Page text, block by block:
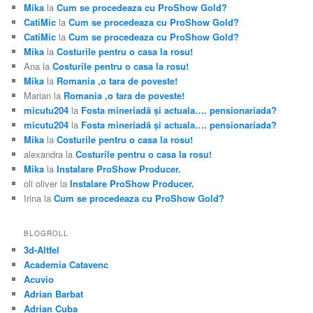
Mika laCum se procedeaza cu ProShow Gold?
CatiMic laCum se procedeaza cu ProShow Gold?
CatiMic laCum se procedeaza cu ProShow Gold?
Mika laCosturile pentru o casa la rosu!
Ana laCosturile pentru o casa la rosu!
Mika la Romania ,o tara de poveste!
Marian la Romania ,o tara de poveste!
micutu204 la Fosta mineriadă şi actuala…. pensionariada?
micutu204 la Fosta mineriadă şi actuala…. pensionariada?
Mika laCosturile pentru o casa la rosu!
alexandra laCosturile pentru o casa la rosu!
Mika laInstalare ProShow Producer.
oli oliver laInstalare ProShow Producer.
Irina laCum se procedeaza cu ProShow Gold?
BLOGROLL
3d-Altfel
Academia Catavenc
Acuvio
Adrian Barbat
Adrian Cuba